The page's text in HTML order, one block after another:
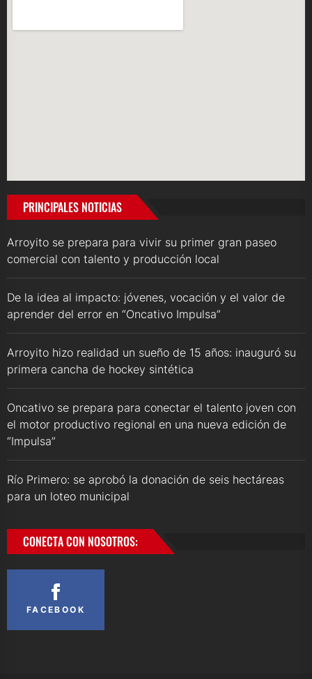
PRINCIPALES NOTICIAS
Arroyito se prepara para vivir su primer gran paseo
comercial con talento y producción local
De la idea al impacto: jóvenes, vocación y el valor de
aprender del error en “Oncativo Impulsa”
Arroyito hizo realidad un sueño de 15 años: inauguró su
primera cancha de hockey sintética
Oncativo se prepara para conectar el talento joven con
el motor productivo regional en una nueva edición de
“Impulsa”
Río Primero: se aprobó la donación de seis hectáreas
para un loteo municipal
CONECTA CON NOSOTROS:
FACEBOOK